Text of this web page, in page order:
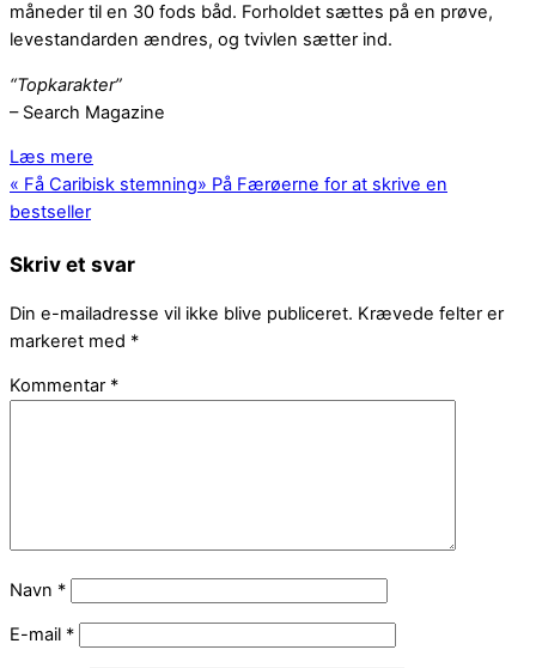
måneder til en 30 fods båd. Forholdet sættes på en prøve,
levestandarden ændres, og tvivlen sætter ind.
“Topkarakter”
– Search Magazine
Læs mere
« Få Caribisk stemning» På Færøerne for at skrive en
bestseller
Skriv et svar
Din e-mailadresse vil ikke blive publiceret. Krævede felter er
markeret med *
Kommentar *
Navn *
E-mail *